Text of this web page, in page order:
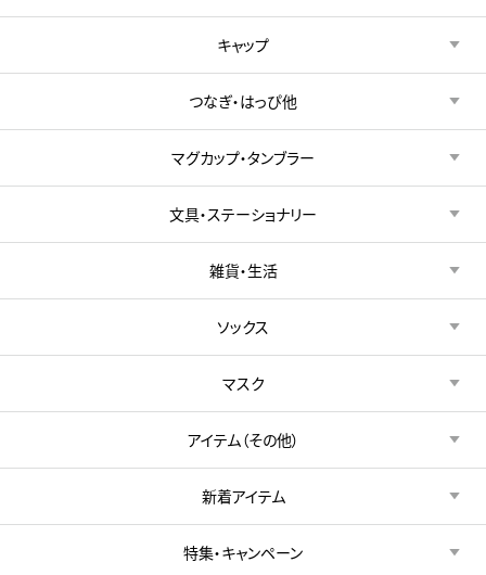
キャップ
つなぎ・はっぴ他
マグカップ・タンブラー
文具・ステーショナリー
雑貨・生活
ソックス
マスク
アイテム（その他）
新着アイテム
特集・キャンペーン